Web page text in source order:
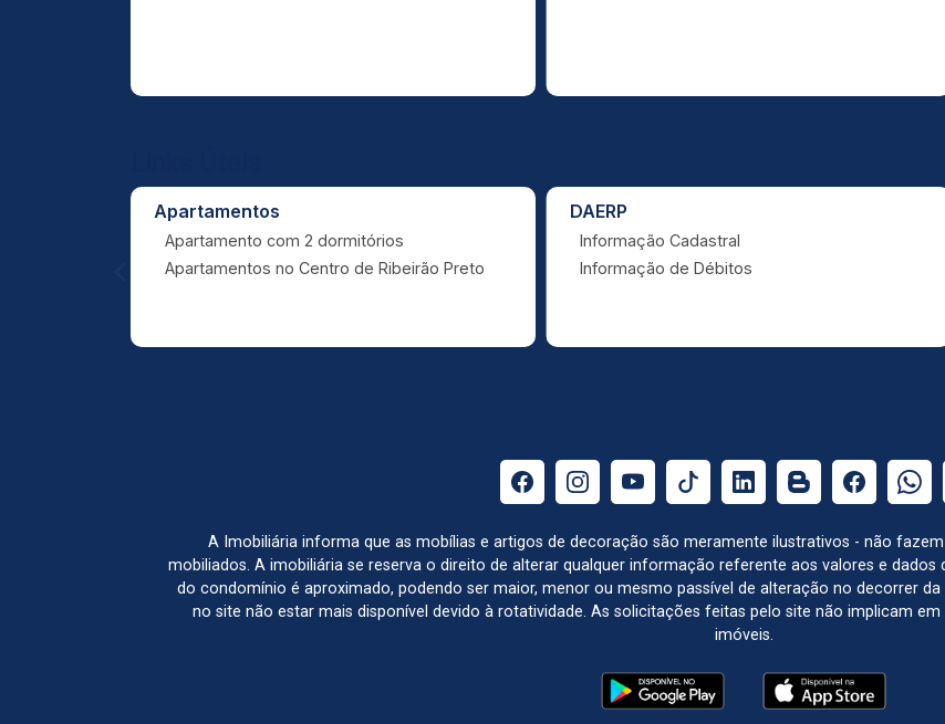
Apartamentos
Apartamento com 2 dormitórios
Apartamentos no Centro de Ribeirão Preto
DAERP
Informação Cadastral
Informação de Débitos
A Imobiliária informa que as mobílias e artigos de decoração são meramente ilustrativos - não
mobiliados. A imobiliária se reserva o direito de alterar qualquer informação referente aos valores e dados
do condomínio é aproximado, podendo ser maior, menor ou mesmo passível de alteração no decorrer
no site não estar mais disponível devido à rotatividade. As solicitações feitas pelo site não implicam
imóveis.